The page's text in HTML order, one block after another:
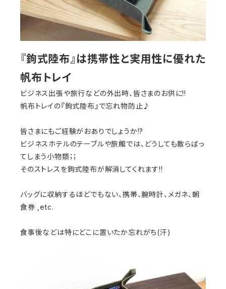
『鉤式陸布』は携帯性と実用性に優れた
帆布トレイ
ビジネス出張や旅行などの外出時、皆さまのお供に!!
帆布トレイの『鉤式陸布』で忘れ物防止♪
皆さまにもご経験がおありでしょうか!?
ビジネスホテルのテーブルや旅館では、どうしても散らばっ
てしまう小物類；；
そのストレスを鉤式陸布が解消してくれます!!
バッグに収納するほどでもない、携帯、腕時計、メガネ、朝
食券 ,etc.
食事後などは特にどこに置いたか忘れがち(汗)